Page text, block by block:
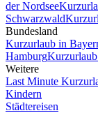
der Nordsee
Schwarzwald
Bundesland
Kurzurlaub in
Hamburg
Weitere
Last Minute
Kindern
Städtereisen